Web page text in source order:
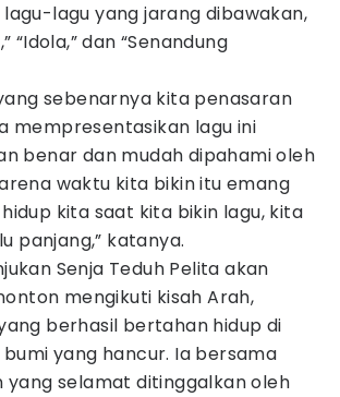
lagu yang jarang dibawakan,
“Idola,” dan “Senandung
sebenarnya kita penasaran
mempresentasikan lagu ini
benar dan mudah dipahami oleh
waktu kita bikin itu emang
kita saat kita bikin lagu, kita
panjang,” katanya.
Senja Teduh Pelita akan
mengikuti kisah Arah,
berhasil bertahan hidup di
yang hancur. Ia bersama
yang selamat ditinggalkan oleh